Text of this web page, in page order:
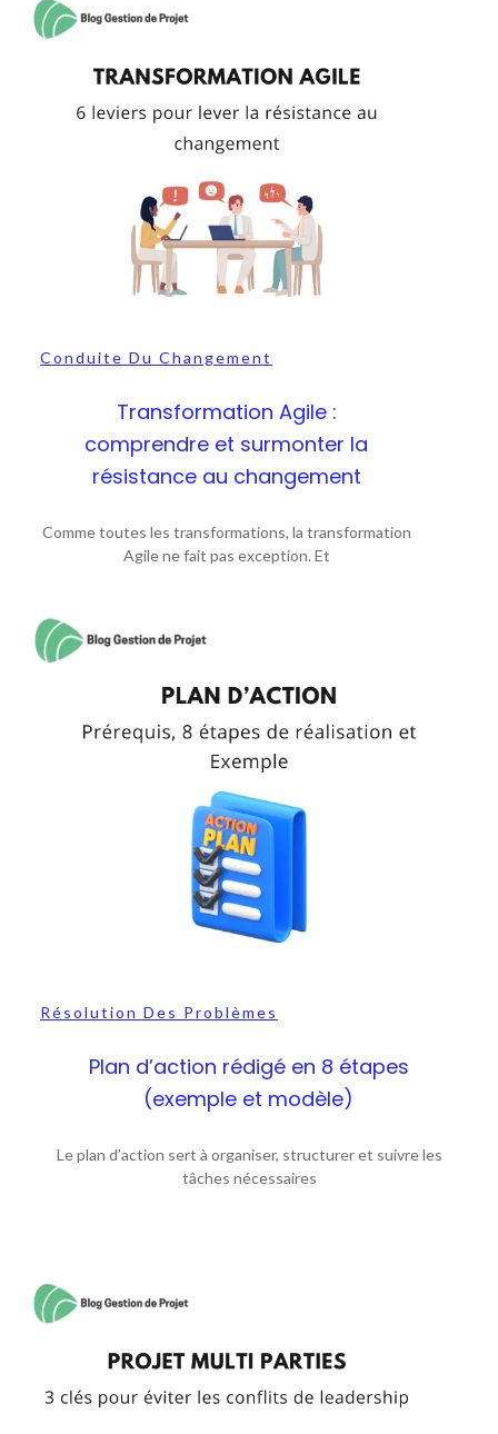
Conduite Du Changement
Transformation Agile :
comprendre et surmonter la
résistance au changement
Comme toutes les transformations, la transformation
Agile ne fait pas exception. Et
Résolution Des Problèmes
Plan d’action rédigé en 8 étapes
(exemple et modèle)
Le plan d’action sert à organiser, structurer et suivre les
tâches nécessaires